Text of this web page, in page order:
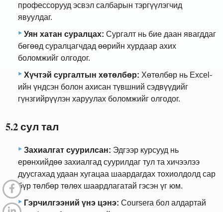
профессорууд эсвэл салбарын тэргүүлэгчид
явуулдаг.
Уян хатан суралцах: Сургалт нь бие даан явагддаг
бөгөөд суралцагчдад өөрийн хурдаар ахих
боломжийг олгодог.
Хүчтэй сургалтын хөтөлбөр: Хөтөлбөр нь Excel-
ийн үндсэн болон ахисан түвшний сэдвүүдийг
гүнзгийрүүлэн харуулах боломжийг олгодог.
5.2 сул тал
Захиалгат суурилсан: Эдгээр курсууд нь
ерөнхийдөө захиалгад суурилдаг тул та хичээлээ
дуусгахад удаан хугацаа шаардагдах тохиолдолд сар
бүр төлбөр төлөх шаардлагатай гэсэн үг юм.
Гэрчилгээний үнэ цэнэ: Coursera бол алдартай